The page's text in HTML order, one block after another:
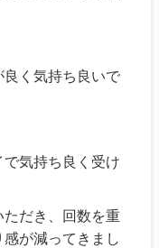
良く気持ち良いで
気持ち良く受け
だき、回数を重
が減ってきまし